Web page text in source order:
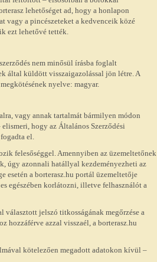
lehetőséget ad, hogy a honlapon
vagy a pincészeteket a kedvenceik közé
ezt lehetővé tették.
nem minősül írásba foglalt
által küldött visszaigazolással jön létre. A
nyelve: magyar.
vagy annak tartalmát bármilyen módon
hogy az Általános Szerződési
el.
felesőséggel. Amennyiben az üzemeltetőnek
úgy azonnali hatállyal kezdeményezheti az
esetén a borterasz.hu portál üzemeltetője
egészében korlátozni, illetve felhasználót a
választott jelszó titkosságának megőrzése a
hozzáférve azzal visszaél, a borterasz.hu
kötelezően megadott adatokon kívül –